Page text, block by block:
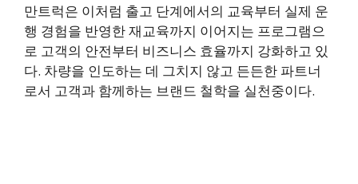
만트럭은 이처럼 출고 단계에서의 교육부터 실제 운
행 경험을 반영한 재교육까지 이어지는 프로그램으
로 고객의 안전부터 비즈니스 효율까지 강화하고 있
다. 차량을 인도하는 데 그치지 않고 든든한 파트너
로서 고객과 함께하는 브랜드 철학을 실천중이다.